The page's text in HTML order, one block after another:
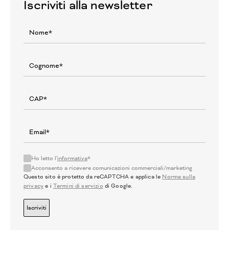
Iscriviti alla newsletter
Ho letto l'informativa*
Acconsento a ricevere comunicazioni commerciali/marketing
Questo sito è protetto da reCAPTCHA e applica le Norme sulla
privacy e i Termini di servizio di Google.
Iscriviti